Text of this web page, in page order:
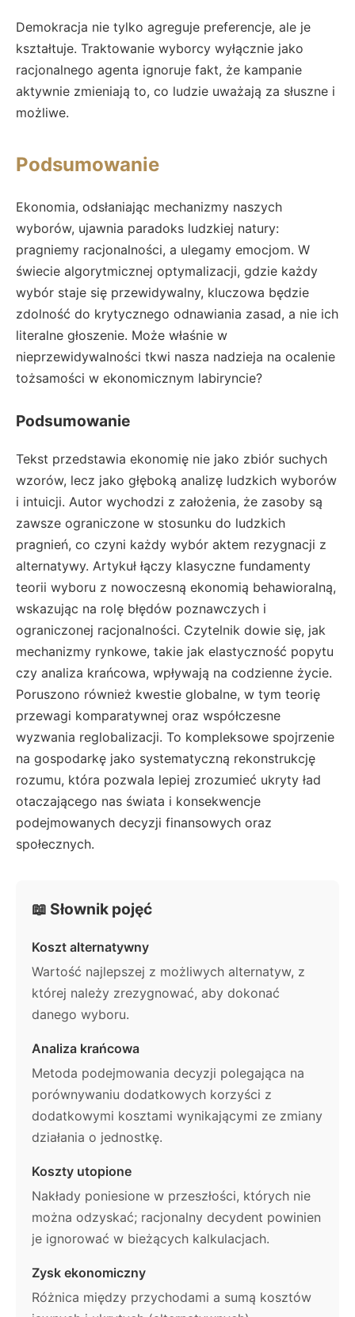
Demokracja nie tylko agreguje preferencje, ale je
kształtuje. Traktowanie wyborcy wyłącznie jako
racjonalnego agenta ignoruje fakt, że kampanie
aktywnie zmieniają to, co ludzie uważają za słuszne i
możliwe.
Podsumowanie
Ekonomia, odsłaniając mechanizmy naszych
wyborów, ujawnia paradoks ludzkiej natury:
pragniemy racjonalności, a ulegamy emocjom. W
świecie algorytmicznej optymalizacji, gdzie każdy
wybór staje się przewidywalny, kluczowa będzie
zdolność do krytycznego odnawiania zasad, a nie ich
literalne głoszenie. Może właśnie w
nieprzewidywalności tkwi nasza nadzieja na ocalenie
tożsamości w ekonomicznym labiryncie?
Podsumowanie
Tekst przedstawia ekonomię nie jako zbiór suchych
wzorów, lecz jako głęboką analizę ludzkich wyborów
i intuicji. Autor wychodzi z założenia, że zasoby są
zawsze ograniczone w stosunku do ludzkich
pragnień, co czyni każdy wybór aktem rezygnacji z
alternatywy. Artykuł łączy klasyczne fundamenty
teorii wyboru z nowoczesną ekonomią behawioralną,
wskazując na rolę błędów poznawczych i
ograniczonej racjonalności. Czytelnik dowie się, jak
mechanizmy rynkowe, takie jak elastyczność popytu
czy analiza krańcowa, wpływają na codzienne życie.
Poruszono również kwestie globalne, w tym teorię
przewagi komparatywnej oraz współczesne
wyzwania reglobalizacji. To kompleksowe spojrzenie
na gospodarkę jako systematyczną rekonstrukcję
rozumu, która pozwala lepiej zrozumieć ukryty ład
otaczającego nas świata i konsekwencje
podejmowanych decyzji finansowych oraz
społecznych.
📖 Słownik pojęć
Koszt alternatywny
Wartość najlepszej z możliwych alternatyw, z
której należy zrezygnować, aby dokonać
danego wyboru.
Analiza krańcowa
Metoda podejmowania decyzji polegająca na
porównywaniu dodatkowych korzyści z
dodatkowymi kosztami wynikającymi ze zmiany
działania o jednostkę.
Koszty utopione
Nakłady poniesione w przeszłości, których nie
można odzyskać; racjonalny decydent powinien
je ignorować w bieżących kalkulacjach.
Zysk ekonomiczny
Różnica między przychodami a sumą kosztów